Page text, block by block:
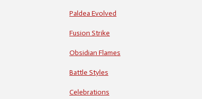
Paldea Evolved
Fusion Strike
Obsidian Flames
Battle Styles
Celebrations